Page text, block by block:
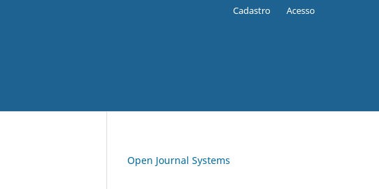
Cadastro Acesso
Open Journal Systems